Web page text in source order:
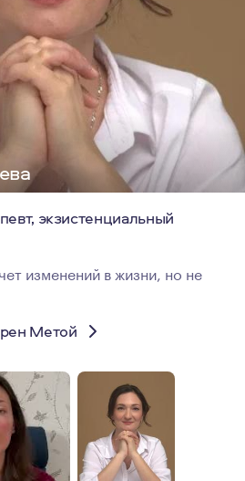
экзистенциальный
изменений в жизни, но не
Метой